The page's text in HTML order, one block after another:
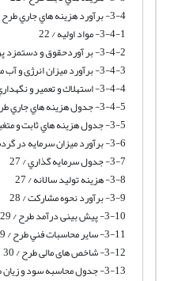
3-4- برآورد هزينه هاي جاري طرح / 22
3-4-1- مواد اوليه / 22
3-4-2- بر آوردحقوق و دستمزد پرسنل / 23
3-4-3- برآورد میزان انرژی و آب مصرفی / 24
3-4-4- استهلاك و تعمير و نگهداري / 25
3-4-5- جدول هزينه هاي جاري طرح / 25
3-5- جدول هزينه هاي ثابت و متغير توليد / 26
3-6- برآورد میزان سرمایه در گردش طرح / 26
3-7- جدول سرمايه گذاري / 27
3-8- هزینه تولید سالانه / 27
3-9- برآورد نحوه مشارکت / 28
3-10- پیش بینی درآمد طرح / 29
3-11- ساير محاسبات فني طرح / 29
3-12- شاخص های مالی طرح / 30
3-13- جدول محاسبه سود و زیان طرح / 31